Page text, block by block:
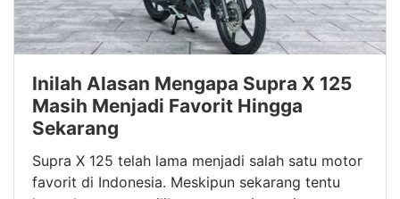
Inilah Alasan Mengapa Supra X 125
Masih Menjadi Favorit Hingga
Sekarang
Supra X 125 telah lama menjadi salah satu motor
favorit di Indonesia. Meskipun sekarang tentu